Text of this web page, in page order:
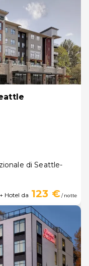
di Seattle-
Hotel da 123 €/ notte